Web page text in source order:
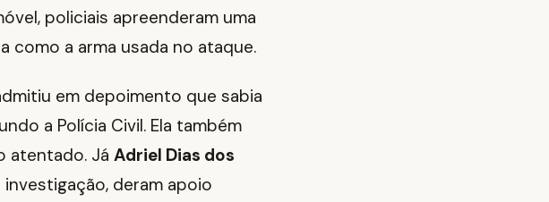
policiais apreenderam uma
como a arma usada no ataque.
em depoimento que sabia
a Polícia Civil. Ela também
atentado. Já Adriel Dias dos
deram apoio